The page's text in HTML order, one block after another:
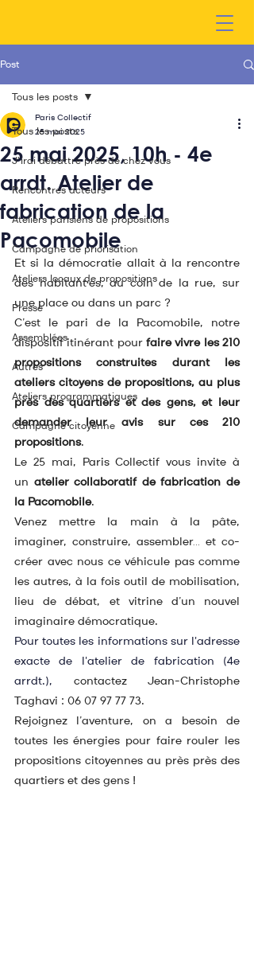
Post
Tous les posts
J'irai débattre près de chez vous
Rencontres acteurs
Ateliers parisiens de propositions
Campagne de priorisation
Ateliers locaux de propositions
Presse
Assemblées
Autres
Ateliers programmatiques
Campagne citoyenne
Tous les posts
25 mai 2025, 10h - 4e
arrdt. Atelier de
fabrication de la
Pacomobile
Paris Collectif
25 mai 2025
Et si la démocratie allait à la rencontre
des habitant·es, au coin de la rue, sur
une place ou dans un parc ?
C’est le pari de la Pacomobile, notre
dispositif itinérant pour faire vivre les 210
propositions construites durant les
ateliers citoyens de propositions, au plus
près des quartiers et des gens, et leur
demander leur avis sur ces 210
propositions.
Le 25 mai, Paris Collectif vous invite à
un atelier collaboratif de fabrication de
la Pacomobile.
Venez mettre la main à la pâte,
imaginer, construire, assembler… et co-
créer avec nous ce véhicule pas comme
les autres, à la fois outil de mobilisation,
lieu de débat, et vitrine d’un nouvel
imaginaire démocratique.
Pour toutes les informations sur l'adresse
exacte de l'atelier de fabrication (4e
arrdt.), contactez Jean-Christophe
Taghavi : 06 07 97 77 73.
Rejoignez l’aventure, on a besoin de
toutes les énergies pour faire rouler les
propositions citoyennes au près près des
quartiers et des gens !